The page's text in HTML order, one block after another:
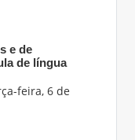
e de
de língua
feira, 6 de